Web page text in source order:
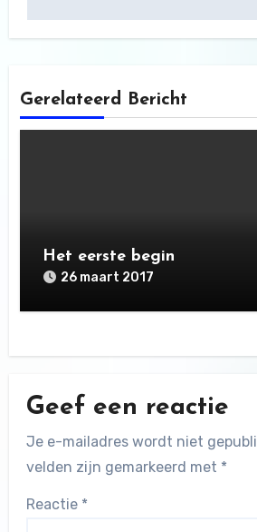
Gerelateerd Bericht
Het eerste begin
26 maart 2017
Geef een reactie
Je e-mailadres wordt niet
velden zijn gemarkeerd met *
Reactie *